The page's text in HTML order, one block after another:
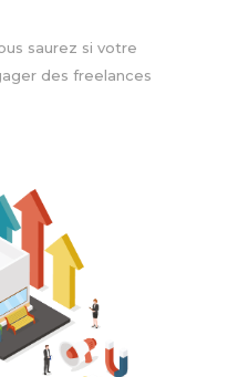
saurez si votre
des freelances